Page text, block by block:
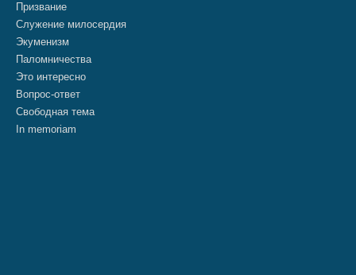
Призвание
Служение милосердия
Экуменизм
Паломничества
Это интересно
Вопрос-ответ
Свободная тема
In memoriam